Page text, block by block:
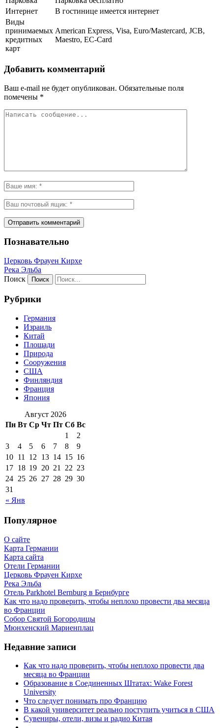
Интернет
В гостинице имеется интернет
Виды
принимаемых
кредитных
карт
American Express, Visa, Euro/Mastercard, JCB,
Maestro, EC-Card
Добавить комментарий
Ваш e-mail не будет опубликован. Обязательные поля
помечены *
Познавательно
Церковь Фрауен Кирхе
Река Эльба
Поиск
Рубрики
Германия
Израиль
Китай
Площади
Природа
Сооружения
США
Финляндия
Франция
Япония
Август 2026
Пн Вт Ср Чт Пт Сб Вс
« Янв
1
2
3
4 5 6 7 8
9
10 11 12 13 14 15 16
17 18 19 20 21 22 23
24 25 26 27 28 29 30
31
Популярное
О сайте
Карта Германии
Карта сайта
Отели Германии
Церковь Фрауен Кирхе
Река Эльба
Отель Parkhotel Bernburg в Бернбурге
Как что надо проверить, чтобы неплохо провести два месяца
во Франции
Собор Святой Богородицы
Мюнхенский Мариенплац
Недавние записи
Как что надо проверить, чтобы неплохо провести два
месяца во Франции
Образование в Соединенных Штатах: Wake Forest
University
Что следует понимать про Францию
В какой университет реально поступить учиться в США
Сувениры, отели, визы и радио Китая